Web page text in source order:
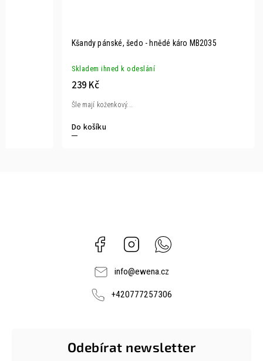
Kšandy pánské, šedo - hnědé káro MB2035
Skladem ihned k odeslání
239 Kč
Do košíku
Šle mají koženkový...
Facebook Instagram
info@ewena.cz
+420777257306
Odebírat newsletter